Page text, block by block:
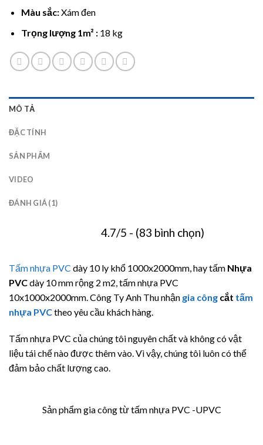
Màu sắc:Xám đen
Trọng lượng 1m² :18 kg
MÔ TẢ
ĐẶC TÍNH
SẢN PHẨM
VIDEO
ĐÁNH GIÁ (1)
4.7/5 - (83 bình chọn)
Tấm nhựa PVC dày 10 ly khổ 1000x2000mm, hay tấm Nhựa
PVCdày 10 mm rộng 2 m2, tấm nhựa PVC
10x1000x2000mm. Công Ty Anh Thu nhận gia công cắt tấm
nhựa PVCtheo yêu cầu khách hàng.
Tấm nhựa PVC của chúng tôi nguyên chất và không có vật
liệu tái chế nào được thêm vào. Vì vậy, chúng tôi luôn có thể
đảm bảo chất lượng cao.
Sản phẩm gia công từ tấm nhựa PVC -UPVC